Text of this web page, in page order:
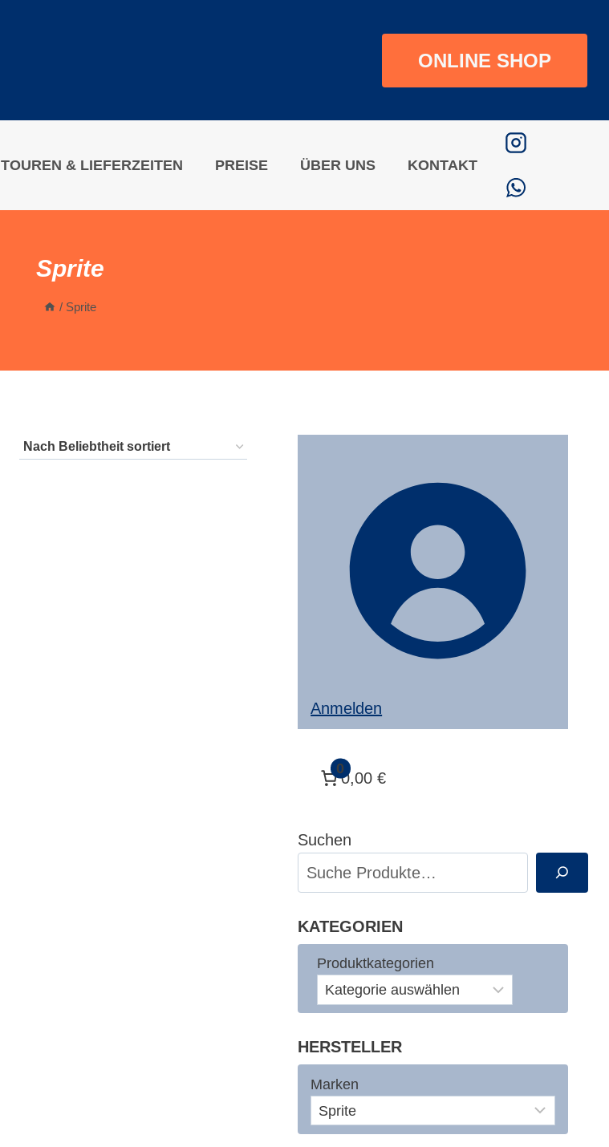
ONLINE SHOP
TOUREN & LIEFERZEITEN PREISE ÜBER UNS KONTAKT
Sprite
/ Sprite
Anmelden
0
0,00 €
Suchen
KATEGORIEN
Produktkategorien
HERSTELLER
Marken